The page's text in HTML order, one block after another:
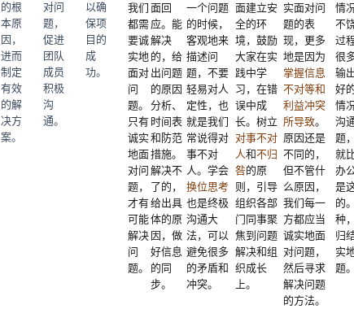
情
不
过
很
输
好
情
沟
题
就
办
是
的
种
归
实
题。
实面对问
题的表
现，更多
地是因为
掌握信息
不对等和
利益冲突
所导致。
原因还是
不同的，
但不管什
么原因，
我们每一
方都应当
诚实地面
对问题，
然后寻求
解决问题
的方法。
面建立安
全的环
境，鼓励
大家在实
践中学
习，在错
误中成
长。树立
对事不对
人和不归
咎的原
则，引导
组织各部
门同事聚
焦到问题
解决和组
织成长
上。
一个问题
的时候，
客观地来
描述问
题，不要
轻易对人
定性，也
就是我们
常说得对
事不对
人。学会
换位思考
也是终极
沟通大
法，可以
避免很多
的矛盾和
冲突。
面回
应。能
解决
的，给
出问题
的原因
分析、
时间表
和防范
措施。
解决不
了的，
给出具
体的原
因，做
好信息
的同
步。
我们
都需
要诚
实地
面对
问
题。
只有
诚实
地面
对问
题，
才有
可能
解决
问
题。
以确
保项
目的
成
功。
对问
题，
促进
团队
成员
积极
沟
通。
的根
本原
因，
进而
制定
有效
的解
决方
案。